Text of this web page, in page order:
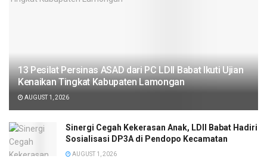
13 Pesilat Persinas ASAD dari PC LDII Babat Ikuti Ujian
Kenaikan Tingkat Kabupaten Lamongan
AUGUST 1, 2026
Sinergi Cegah Kekerasan Anak, LDII Babat Hadiri
Sosialisasi DP3A di Pendopo Kecamatan
AUGUST 1, 2026